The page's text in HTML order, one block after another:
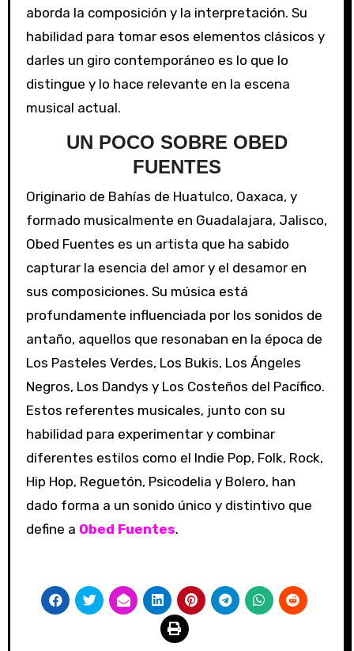
aborda la composición y la interpretación. Su
habilidad para tomar esos elementos clásicos y
darles un giro contemporáneo es lo que lo
distingue y lo hace relevante en la escena
musical actual.
UN POCO SOBRE OBED
FUENTES
Originario de Bahías de Huatulco, Oaxaca, y
formado musicalmente en Guadalajara, Jalisco,
Obed Fuentes es un artista que ha sabido
capturar la esencia del amor y el desamor en
sus composiciones. Su música está
profundamente influenciada por los sonidos de
antaño, aquellos que resonaban en la época de
Los Pasteles Verdes, Los Bukis, Los Ángeles
Negros, Los Dandys y Los Costeños del Pacífico.
Estos referentes musicales, junto con su
habilidad para experimentar y combinar
diferentes estilos como el Indie Pop, Folk, Rock,
Hip Hop, Reguetón, Psicodelia y Bolero, han
dado forma a un sonido único y distintivo que
define a Obed Fuentes.